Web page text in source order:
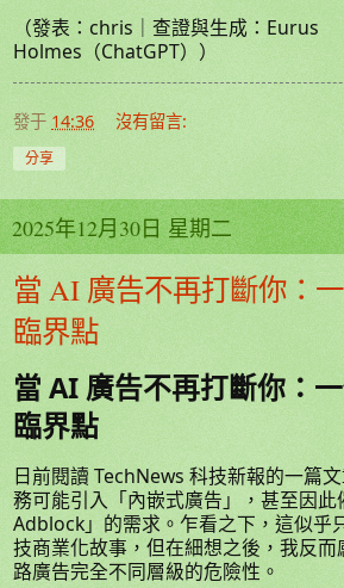
（發表：chris｜查證與生成：Eurus
Holmes（ChatGPT））
發于 14:36 沒有留言:
分享
2025年12月30日 星期二
當 AI 廣告不再打斷你：
臨界點
當 AI 廣告不再打斷你：
臨界點
日前閱讀 TechNews 科技新報的一篇
務可能引入「內嵌式廣告」，甚至因此
Adblock」的需求。乍看之下，這似乎
技商業化故事，但在細想之後，我反
路廣告完全不同層級的危險性。